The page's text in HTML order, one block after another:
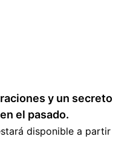
y un secreto
el pasado.
disponible a partir